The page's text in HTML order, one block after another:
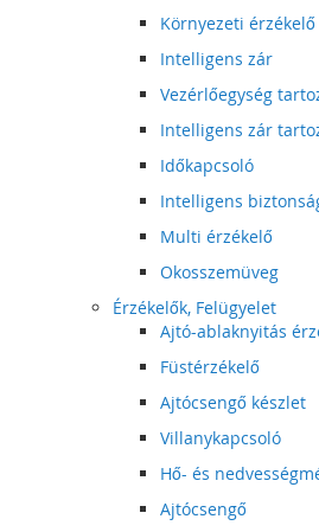
Környezeti érzékelő
Intelligens zár
Vezérlőegység
Intelligens zár
Időkapcsoló
Intelligens
Multi érzékelő
Okosszemüveg
Érzékelők, Felügyelet
Ajtó-ablaknyitás
Füstérzékelő
Ajtócsengő készlet
Villanykapcsoló
Hő- és
Ajtócsengő